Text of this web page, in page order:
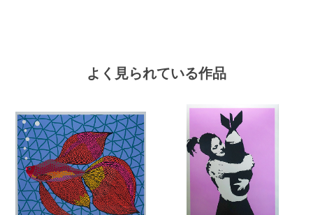
よく見られている作品